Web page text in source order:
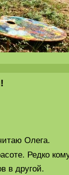
Олега.
Редко
в другой.